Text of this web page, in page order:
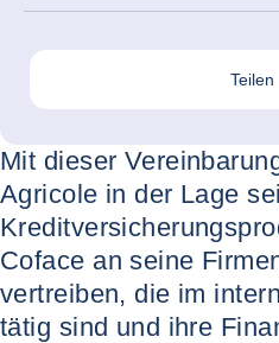
Teilen
Mit dieser
Agricole in der Lage
Coface an seine
vertreiben, die im
tätig sind und ihre